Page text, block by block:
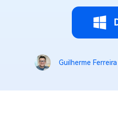
Recuperar Dados Perdidos de iPhone/
Recuperar Arquivos no Android Sem
DLL
Online
Guilherme Ferreira